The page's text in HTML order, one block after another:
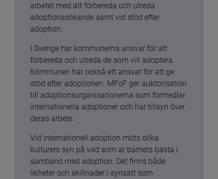
arbetet med att förbereda och utreda
adoptionssökande samt vid stöd efter
adoption.
I Sverige har kommunerna ansvar för att
förbereda och utreda de som vill adoptera.
Kommunen har också ett ansvar för att ge
stöd efter adoptionen. MFoF ger auktorisation
till adoptionsorganisationerna som förmedlar
internationella adoptioner och har tillsyn över
deras arbete.
Vid internationell adoption möts olika
kulturers syn på vad som är barnets bästa i
samband med adoption. Det finns både
likheter och skillnader i synsätt som